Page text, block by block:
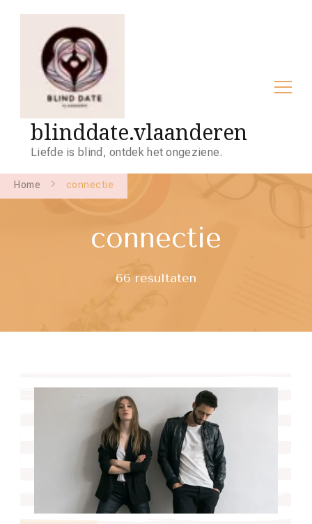
blinddate.vlaanderen
Liefde is blind, ontdek het ongeziene.
Home connectie
connectie
66 resultaten